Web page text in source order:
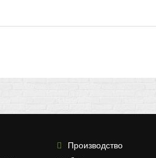
Производство